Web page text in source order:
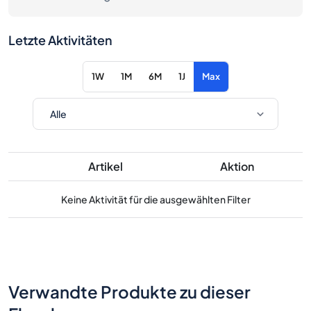
Letzte Aktivitäten
1W 1M 6M 1J Max
Artikel Aktion
Keine Aktivität für die ausgewählten Filter
Verwandte Produkte zu dieser